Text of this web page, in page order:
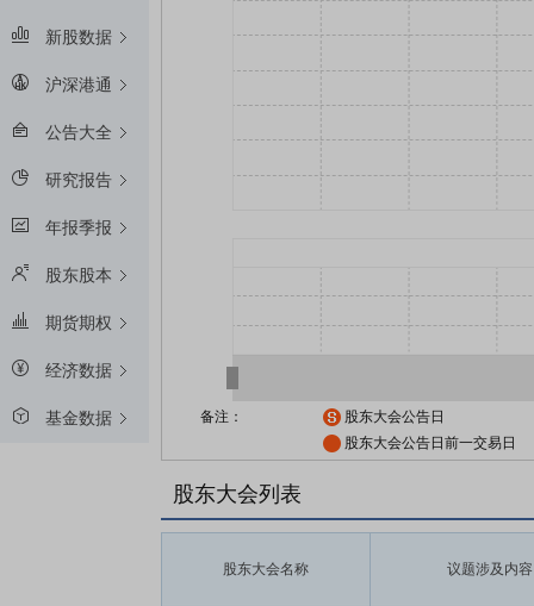
新股数据
沪深港通
公告大全
研究报告
年报季报
股东股本
期货期权
经济数据
基金数据 备注：
股东大会公告日
股东大会公告日前一交易日
股东大会列表
股东大会名称 议题涉及内容